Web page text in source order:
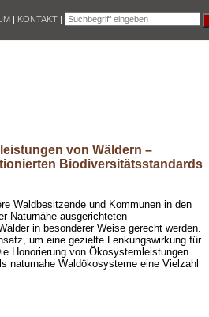
| KONTAKT |
von Wäldern –
Biodiversitätsstandards
Waldbesitzende und Kommunen in den
Naturnähe ausgerichteten
in besonderer Weise gerecht werden.
um eine gezielte Lenkungswirkung für
Honorierung von Ökosystemleistungen
naturnahe Waldökosysteme eine Vielzahl